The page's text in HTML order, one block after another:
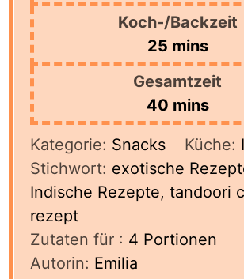
Koch-/Backzeit
25minutes
mins
Gesamtzeit
40minutes
mins
Kategorie: Snacks Küche:
Stichwort: exotische
Indische Rezepte, tandoori
rezept
Zutaten für : 4 Portionen
Autorin: Emilia